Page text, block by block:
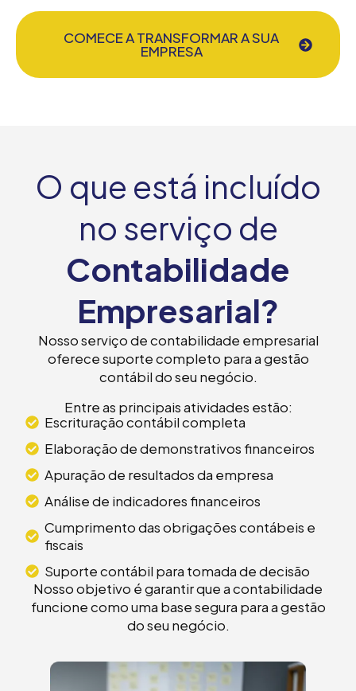
COMECE A TRANSFORMAR A SUA
EMPRESA
O que está incluído
no serviço de
Contabilidade
Empresarial?
Nosso serviço de contabilidade empresarial
oferece suporte completo para a gestão
contábil do seu negócio.
Entre as principais atividades estão:
Escrituração contábil completa
Elaboração de demonstrativos financeiros
Apuração de resultados da empresa
Análise de indicadores financeiros
Cumprimento das obrigações contábeis e
fiscais
Suporte contábil para tomada de decisão
Nosso objetivo é garantir que a contabilidade
funcione como uma base segura para a gestão
do seu negócio.